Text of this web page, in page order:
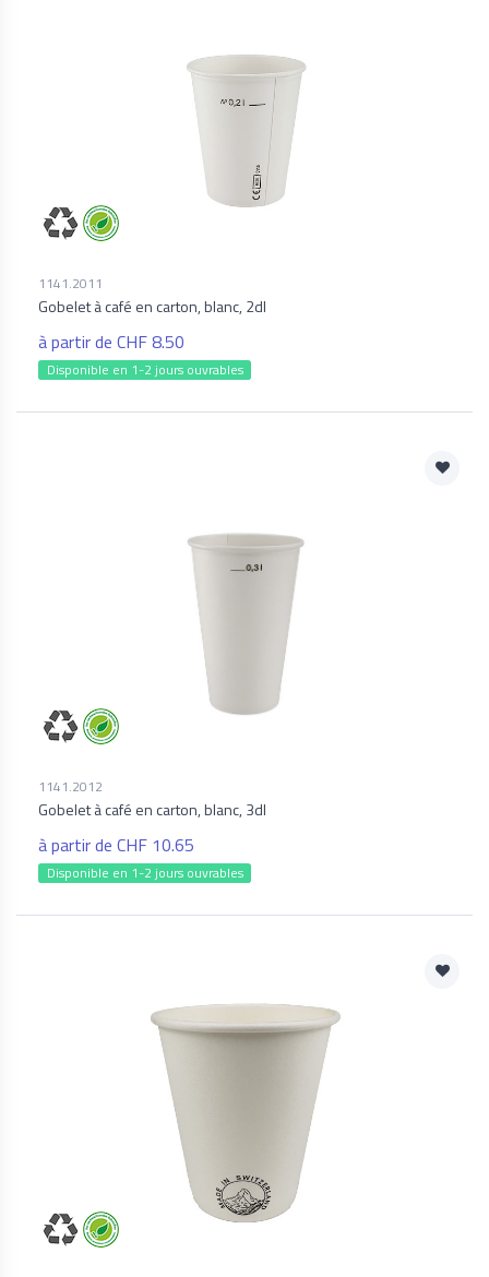
1141.2011
Gobelet à café en carton, blanc, 2dl
à partir de CHF 8.50
Disponible en 1-2 jours ouvrables
1141.2012
Gobelet à café en carton, blanc, 3dl
à partir de CHF 10.65
Disponible en 1-2 jours ouvrables